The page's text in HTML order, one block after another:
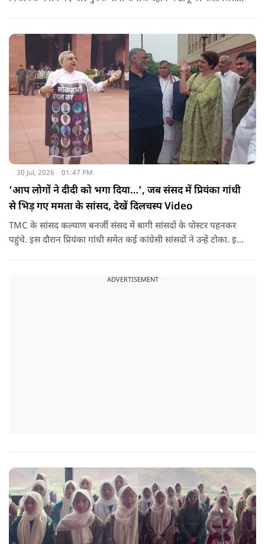
30 Jul, 2026 01:47 PM
‘आप लोगों ने दीदी को भगा दिया…’, जब संसद में प्रियंका गांधी
से भिड़ गए ममता के सांसद, देखें दिलचस्प Video
TMC के सांसद कल्याण बनर्जी संसद में बागी सांसदों के पोस्टर पहनकर
पहुंचे. इस दौरान प्रियंका गांधी समेत कई कांग्रेसी सांसदों ने उन्हें टोका. इस
ADVERTISEMENT